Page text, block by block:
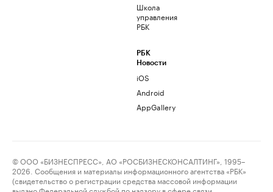
Школа
управления
РБК
РБК
Новости
iOS
Android
AppGallery
© ООО «БИЗНЕСПРЕСС», АО «РОСБИЗНЕСКОНСАЛТИНГ», 1995–
2026. Сообщения и материалы информационного агентства «РБК»
(свидетельство о регистрации средства массовой информации